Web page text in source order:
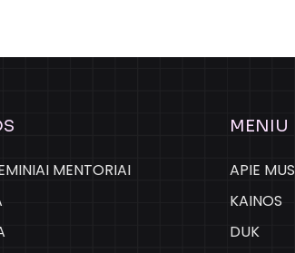
MENTORIAI
MENIU
APIE MUS
KAINOS
DUK